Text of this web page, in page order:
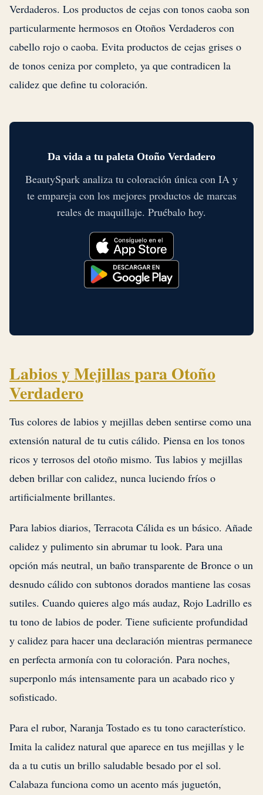
Verdaderos. Los productos de cejas con tonos caoba son
particularmente hermosos en Otoños Verdaderos con
cabello rojo o caoba. Evita productos de cejas grises o
de tonos ceniza por completo, ya que contradicen la
calidez que define tu coloración.
Da vida a tu paleta Otoño Verdadero
BeautySpark analiza tu coloración única con IA y
te empareja con los mejores productos de marcas
reales de maquillaje. Pruébalo hoy.
Labios y Mejillas para Otoño
Verdadero
Tus colores de labios y mejillas deben sentirse como una
extensión natural de tu cutis cálido. Piensa en los tonos
ricos y terrosos del otoño mismo. Tus labios y mejillas
deben brillar con calidez, nunca luciendo fríos o
artificialmente brillantes.
Para labios diarios, Terracota Cálida es un básico. Añade
calidez y pulimento sin abrumar tu look. Para una
opción más neutral, un baño transparente de Bronce o un
desnudo cálido con subtonos dorados mantiene las cosas
sutiles. Cuando quieres algo más audaz, Rojo Ladrillo es
tu tono de labios de poder. Tiene suficiente profundidad
y calidez para hacer una declaración mientras permanece
en perfecta armonía con tu coloración. Para noches,
superponlo más intensamente para un acabado rico y
sofisticado.
Para el rubor, Naranja Tostado es tu tono característico.
Imita la calidez natural que aparece en tus mejillas y le
da a tu cutis un brillo saludable besado por el sol.
Calabaza funciona como un acento más juguetón,